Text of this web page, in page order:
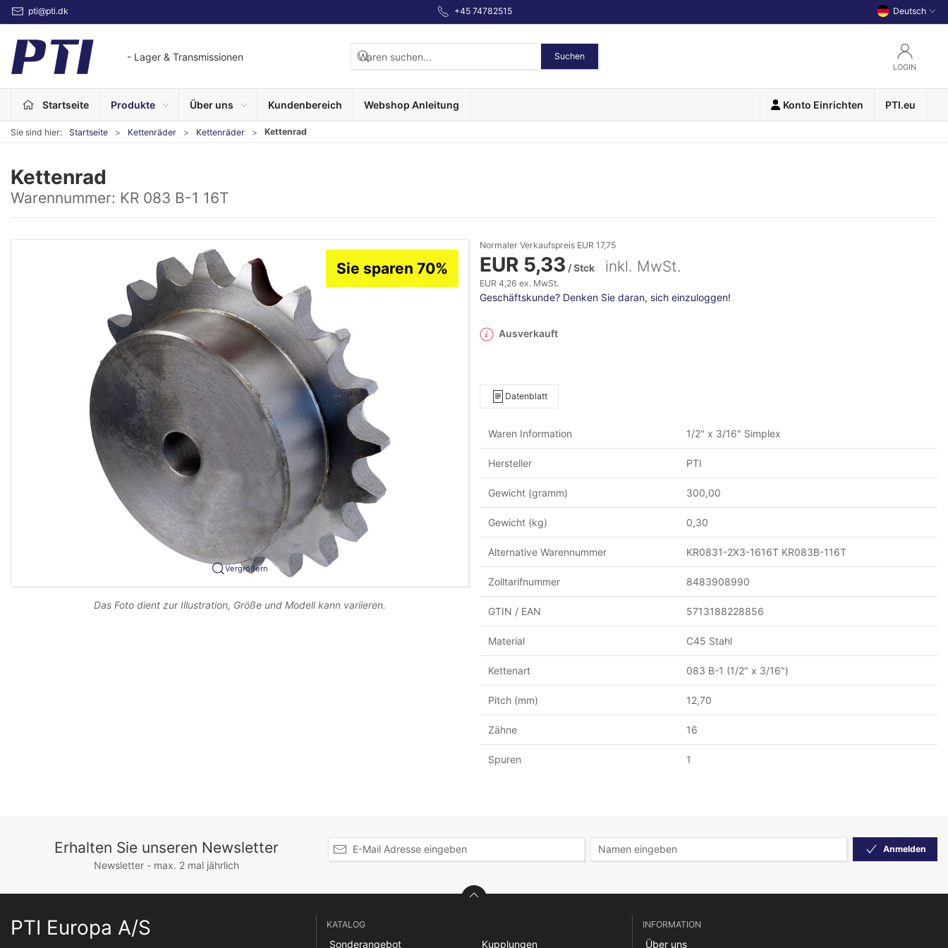
pti@pti.dk +45 74782515 Deutsch
- Lager & Transmissionen Suchen
LOGIN
Startseite Produkte Über uns Kundenbereich Webshop Anleitung Konto Einrichten PTI.eu
Sie sind hier: Startseite Kettenräder Kettenräder Kettenrad
Kettenrad
Warennummer: KR 083 B-1 16T
Vergrößern
Sie sparen 70%
Das Foto dient zur Illustration, Größe und Modell kann variieren.
Normaler Verkaufspreis EUR 17,75
EUR 5,33 / Stck inkl. MwSt.
EUR 4,26 ex. MwSt.
Geschäftskunde? Denken Sie daran, sich einzuloggen!
Ausverkauft
Datenblatt
Waren Information 1/2" x 3/16" Simplex
Hersteller PTI
Gewicht (gramm) 300,00
Gewicht (kg) 0,30
Alternative Warennummer KR0831-2X3-1616T KR083B-116T
Zolltarifnummer 8483908990
GTIN / EAN 5713188228856
Material C45 Stahl
Kettenart 083 B-1 (1/2" x 3/16")
Pitch (mm) 12,70
Zähne 16
Spuren 1
Erhalten Sie unseren Newsletter
Newsletter - max. 2 mal jährlich
Anmelden
PTI Europa A/S KATALOG
Sonderangebot Kupplungen
INFORMATION
Über uns